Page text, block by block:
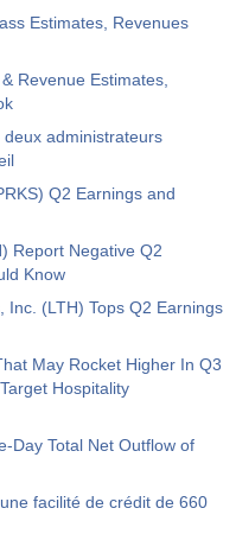
Estimates, Revenues
Revenue Estimates,
administrateurs
Q2 Earnings and
Report Negative Q2
Know
Inc. (LTH) Tops Q2 Earnings
May Rocket Higher In Q3
Hospitality
Day Total Net Outflow of
facilité de crédit de 660